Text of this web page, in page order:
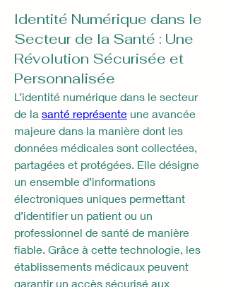
Identité Numérique dans le
Secteur de la Santé : Une
Révolution Sécurisée et
Personnalisée
L’identité numérique dans le secteur
de la santé représente une avancée
majeure dans la manière dont les
données médicales sont collectées,
partagées et protégées. Elle désigne
un ensemble d’informations
électroniques uniques permettant
d’identifier un patient ou un
professionnel de santé de manière
fiable. Grâce à cette technologie, les
établissements médicaux peuvent
garantir un accès sécurisé aux